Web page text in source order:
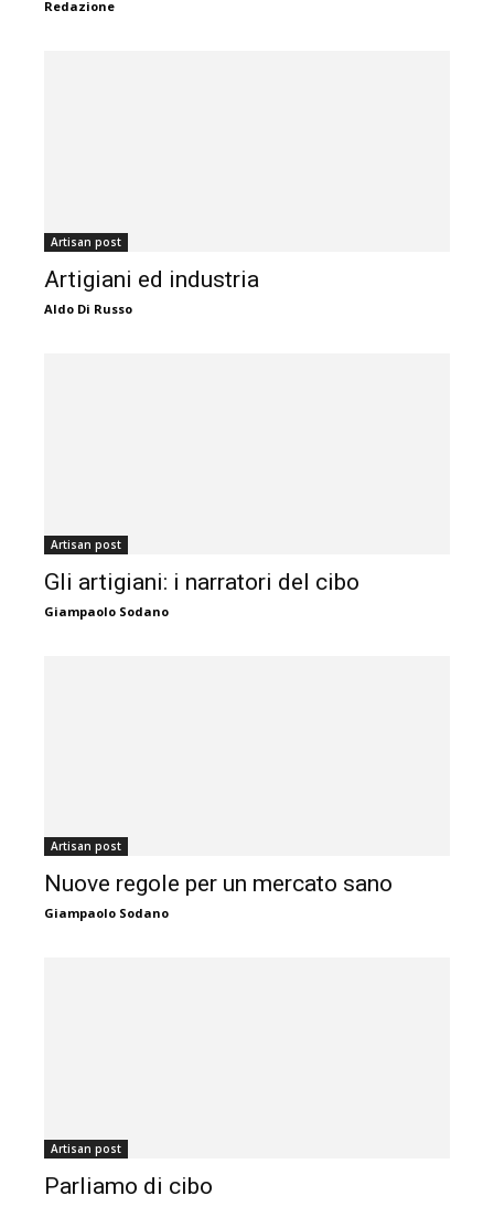
Redazione
Artisan post
Artigiani ed industria
Aldo Di Russo
Artisan post
Gli artigiani: i narratori del cibo
Giampaolo Sodano
Artisan post
Nuove regole per un mercato sano
Giampaolo Sodano
Artisan post
Parliamo di cibo